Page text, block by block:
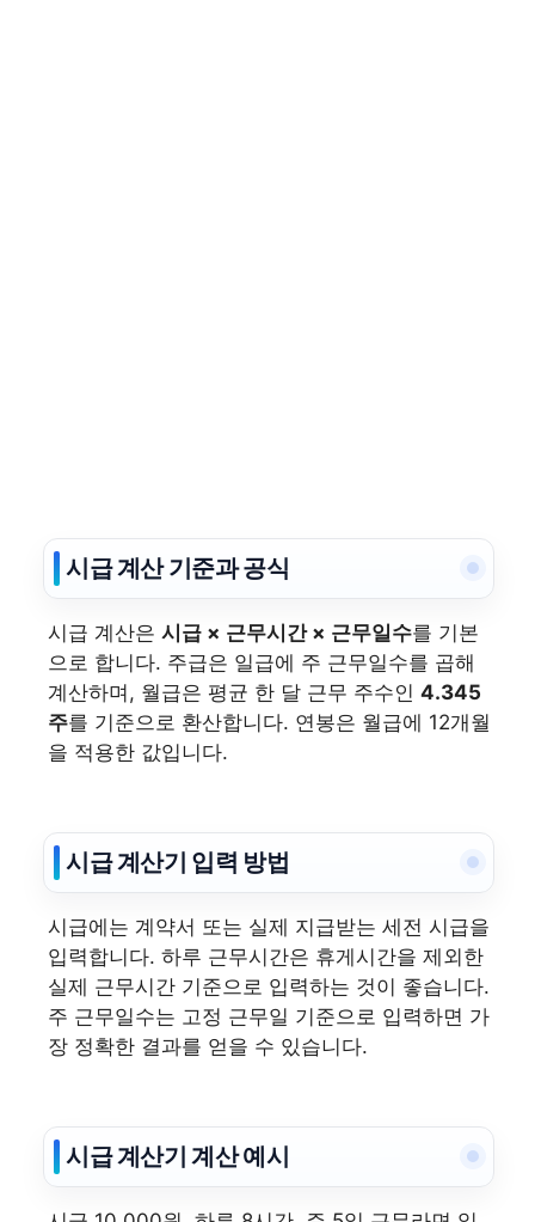
시급 계산 기준과 공식
시급 계산은 시급 × 근무시간 × 근무일수를 기본
으로 합니다. 주급은 일급에 주 근무일수를 곱해
계산하며, 월급은 평균 한 달 근무 주수인 4.345
주를 기준으로 환산합니다. 연봉은 월급에 12개월
을 적용한 값입니다.
시급 계산기 입력 방법
시급에는 계약서 또는 실제 지급받는 세전 시급을
입력합니다. 하루 근무시간은 휴게시간을 제외한
실제 근무시간 기준으로 입력하는 것이 좋습니다.
주 근무일수는 고정 근무일 기준으로 입력하면 가
장 정확한 결과를 얻을 수 있습니다.
시급 계산기 계산 예시